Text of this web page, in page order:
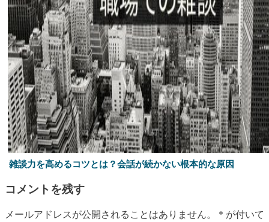
雑談力を高めるコツとは？会話が続かない根本的な原因
コメントを残す
メールアドレスが公開されることはありません。 * が付いて